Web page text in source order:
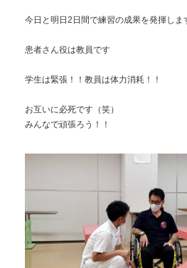
今日と明日2日間で練習の成果を発揮しま
患者さん役は教員です
学生は緊張！！教員は体力消耗！！
お互いに必死です（笑）
みんなで頑張ろう！！